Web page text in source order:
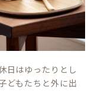
日はゆったりとし
どもたちと外に出